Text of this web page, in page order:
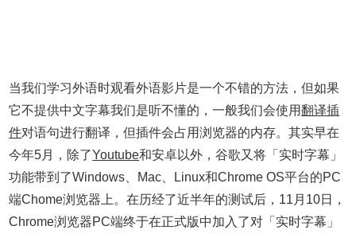
当我们学习外语时观看外语影片是一个不错的方法，但如果
它不提供中文字幕我们是听不懂的，一般我们会使用翻译插
件对语句进行翻译，但插件会占用浏览器的内存。其实早在
今年5月，除了Youtube和安卓以外，谷歌又将「实时字幕」
功能带到了Windows、Mac、Linux和Chrome OS平台的PC
端Chome浏览器上。在历经了近半年的测试后，11月10日，
Chrome浏览器PC端终于在正式版中加入了对「实时字幕」